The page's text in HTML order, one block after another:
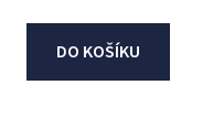
DO KOŠÍKU